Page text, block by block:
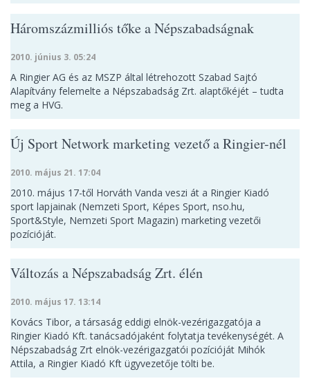
Háromszázmilliós tőke a Népszabadságnak
2010. június 3. 05:24
A Ringier AG és az MSZP által létrehozott Szabad Sajtó
Alapítvány felemelte a Népszabadság Zrt. alaptőkéjét – tudta
meg a HVG.
Új Sport Network marketing vezető a Ringier-nél
2010. május 21. 17:04
2010. május 17-től Horváth Vanda veszi át a Ringier Kiadó
sport lapjainak (Nemzeti Sport, Képes Sport, nso.hu,
Sport&Style, Nemzeti Sport Magazin) marketing vezetői
pozícióját.
Változás a Népszabadság Zrt. élén
2010. május 17. 13:14
Kovács Tibor, a társaság eddigi elnök-vezérigazgatója a
Ringier Kiadó Kft. tanácsadójaként folytatja tevékenységét. A
Népszabadság Zrt elnök-vezérigazgatói pozícióját Mihók
Attila, a Ringier Kiadó Kft ügyvezetője tölti be.